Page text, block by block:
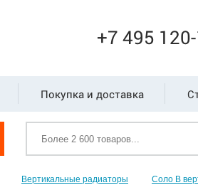
+7 495
Покупка и доставка
Вертикальные радиаторы Соло В